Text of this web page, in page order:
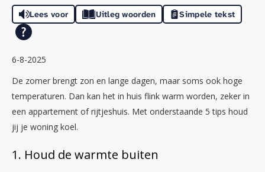
Lees voor Uitleg woorden Simpele tekst
6-8-2025
De zomer brengt zon en lange dagen, maar soms ook hoge
temperaturen. Dan kan het in huis flink warm worden, zeker in
een appartement of rijtjeshuis. Met onderstaande 5 tips houd
jij je woning koel.
1. Houd de warmte buiten